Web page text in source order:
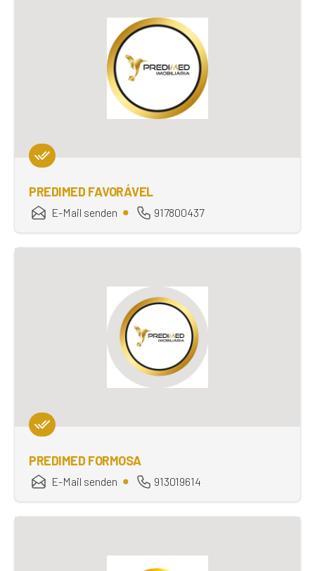
PREDIMED FAVORÁVEL
E-Mail senden 917800437
PREDIMED FORMOSA
E-Mail senden 913019614